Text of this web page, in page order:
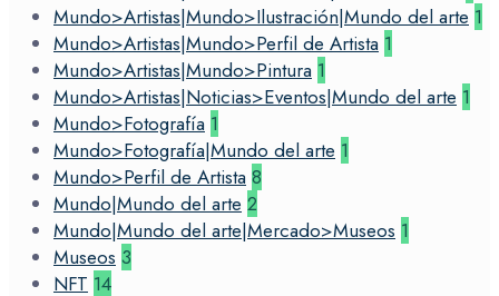
Mundo>Artistas|Mundo>Ilustración|Mundo del arte 1
Mundo>Artistas|Mundo>Perfil de Artista 1
Mundo>Artistas|Mundo>Pintura 1
Mundo>Artistas|Noticias>Eventos|Mundo del arte 1
Mundo>Fotografía 1
Mundo>Fotografía|Mundo del arte 1
Mundo>Perfil de Artista 8
Mundo|Mundo del arte 2
Mundo|Mundo del arte|Mercado>Museos 1
Museos 3
NFT 14